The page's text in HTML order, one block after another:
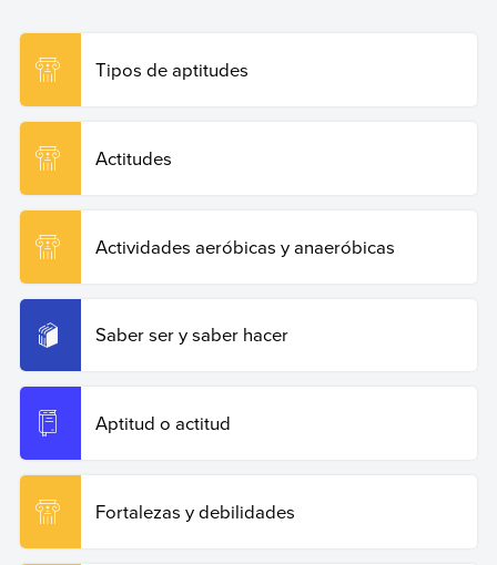
19 de junio de 2026 de
https://www.ejemplos.co/proactividad/
Copiar cita
Tipos de aptitudes
Actitudes
Actividades aeróbicas y anaeróbicas
Saber ser y saber hacer
Aptitud o actitud
Fortalezas y debilidades